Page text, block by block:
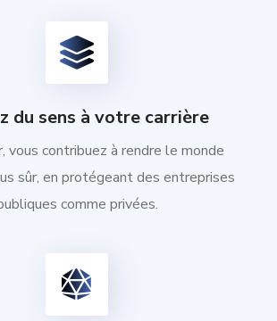
du sens à votre carrière
vous contribuez à rendre le monde
sûr, en protégeant des entreprises
comme privées.